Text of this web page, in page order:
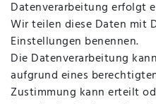
Altölverordnung
Impressum
Datenverarbeitung erfolgt
Wir teilen diese Daten mit
Einstellungen benennen.
Die Datenverarbeitung
aufgrund eines
Zustimmung kann erteilt